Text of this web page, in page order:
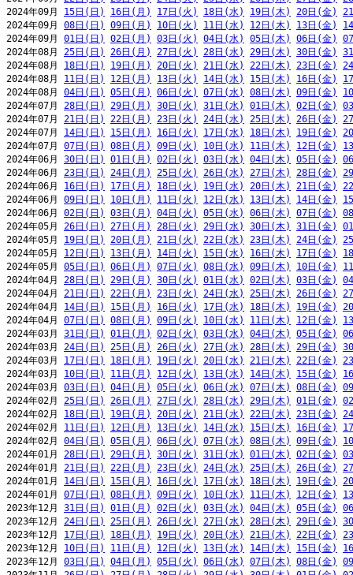
2024年09月 15日(日) 16日(月) 17日(火) 18日(水) 19日(木) 20日(金)
2024年09月 08日(日) 09日(月) 10日(火) 11日(水) 12日(木) 13日(金)
2024年09月 01日(日) 02日(月) 03日(火) 04日(水) 05日(木) 06日(金)
2024年08月 25日(日) 26日(月) 27日(火) 28日(水) 29日(木) 30日(金)
2024年08月 18日(日) 19日(月) 20日(火) 21日(水) 22日(木) 23日(金)
2024年08月 11日(日) 12日(月) 13日(火) 14日(水) 15日(木) 16日(金)
2024年08月 04日(日) 05日(月) 06日(火) 07日(水) 08日(木) 09日(金)
2024年07月 28日(日) 29日(月) 30日(火) 31日(水) 01日(木) 02日(金)
2024年07月 21日(日) 22日(月) 23日(火) 24日(水) 25日(木) 26日(金)
2024年07月 14日(日) 15日(月) 16日(火) 17日(水) 18日(木) 19日(金)
2024年07月 07日(日) 08日(月) 09日(火) 10日(水) 11日(木) 12日(金)
2024年06月 30日(日) 01日(月) 02日(火) 03日(水) 04日(木) 05日(金)
2024年06月 23日(日) 24日(月) 25日(火) 26日(水) 27日(木) 28日(金)
2024年06月 16日(日) 17日(月) 18日(火) 19日(水) 20日(木) 21日(金)
2024年06月 09日(日) 10日(月) 11日(火) 12日(水) 13日(木) 14日(金)
2024年06月 02日(日) 03日(月) 04日(火) 05日(水) 06日(木) 07日(金)
2024年05月 26日(日) 27日(月) 28日(火) 29日(水) 30日(木) 31日(金)
2024年05月 19日(日) 20日(月) 21日(火) 22日(水) 23日(木) 24日(金)
2024年05月 12日(日) 13日(月) 14日(火) 15日(水) 16日(木) 17日(金)
2024年05月 05日(日) 06日(月) 07日(火) 08日(水) 09日(木) 10日(金)
2024年04月 28日(日) 29日(月) 30日(火) 01日(水) 02日(木) 03日(金)
2024年04月 21日(日) 22日(月) 23日(火) 24日(水) 25日(木) 26日(金)
2024年04月 14日(日) 15日(月) 16日(火) 17日(水) 18日(木) 19日(金)
2024年04月 07日(日) 08日(月) 09日(火) 10日(水) 11日(木) 12日(金)
2024年03月 31日(日) 01日(月) 02日(火) 03日(水) 04日(木) 05日(金)
2024年03月 24日(日) 25日(月) 26日(火) 27日(水) 28日(木) 29日(金)
2024年03月 17日(日) 18日(月) 19日(火) 20日(水) 21日(木) 22日(金)
2024年03月 10日(日) 11日(月) 12日(火) 13日(水) 14日(木) 15日(金)
2024年03月 03日(日) 04日(月) 05日(火) 06日(水) 07日(木) 08日(金)
2024年02月 25日(日) 26日(月) 27日(火) 28日(水) 29日(木) 01日(金)
2024年02月 18日(日) 19日(月) 20日(火) 21日(水) 22日(木) 23日(金)
2024年02月 11日(日) 12日(月) 13日(火) 14日(水) 15日(木) 16日(金)
2024年02月 04日(日) 05日(月) 06日(火) 07日(水) 08日(木) 09日(金)
2024年01月 28日(日) 29日(月) 30日(火) 31日(水) 01日(木) 02日(金)
2024年01月 21日(日) 22日(月) 23日(火) 24日(水) 25日(木) 26日(金)
2024年01月 14日(日) 15日(月) 16日(火) 17日(水) 18日(木) 19日(金)
2024年01月 07日(日) 08日(月) 09日(火) 10日(水) 11日(木) 12日(金)
2023年12月 31日(日) 01日(月) 02日(火) 03日(水) 04日(木) 05日(金)
2023年12月 24日(日) 25日(月) 26日(火) 27日(水) 28日(木) 29日(金)
2023年12月 17日(日) 18日(月) 19日(火) 20日(水) 21日(木) 22日(金)
2023年12月 10日(日) 11日(月) 12日(火) 13日(水) 14日(木) 15日(金)
2023年12月 03日(日) 04日(月) 05日(火) 06日(水) 07日(木) 08日(金)